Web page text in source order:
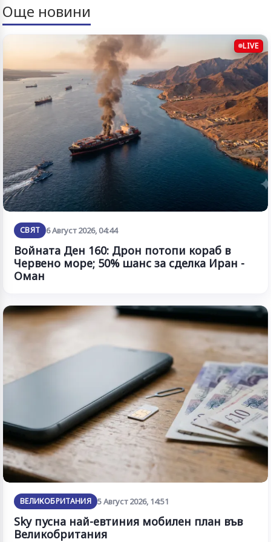
Още новини
LIVE
СВЯТ 6 Август 2026, 04:44
Войната Ден 160: Дрон потопи кораб в
Червено море; 50% шанс за сделка Иран -
Оман
ВЕЛИКОБРИТАНИЯ 5 Август 2026, 14:51
Sky пусна най-евтиния мобилен план във
Великобритания